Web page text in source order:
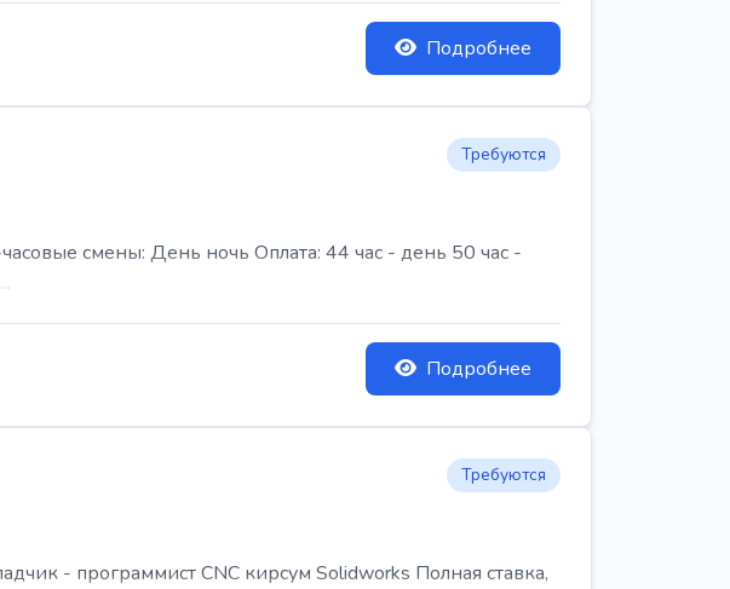
Подробнее
Требуются
смены: День ночь Оплата: 44 час - день 50 час -
Подробнее
Требуются
- программист CNC кирсум Solidworks Полная ставка,